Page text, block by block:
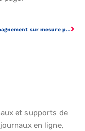
Un accompagnement sur mesure pour le traitement des commandes
et supports de
en ligne,